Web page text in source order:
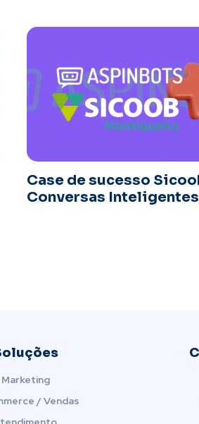
Case de sucesso
Conversas Inteligentes
Marketing
/ Vendas